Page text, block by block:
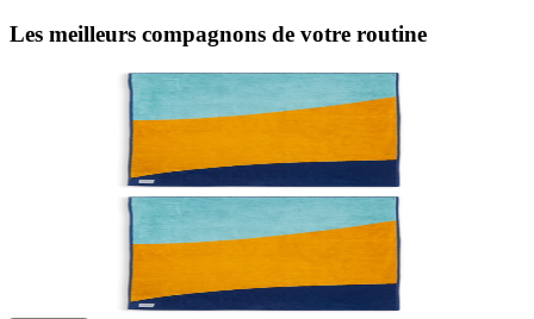
Les meilleurs compagnons de votre routine